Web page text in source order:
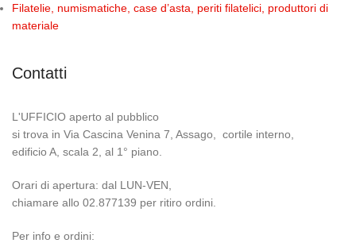
Filatelie, numismatiche, case d’asta, periti filatelici, produttori di
materiale
Contatti
L'UFFICIO aperto al pubblico
si trova in Via Cascina Venina 7, Assago, cortile interno,
edificio A, scala 2, al 1° piano.
Orari di apertura: dal LUN-VEN,
chiamare allo 02.877139 per ritiro ordini.
Per info e ordini: